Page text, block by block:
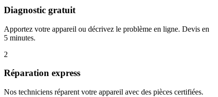
Diagnostic gratuit
Apportez votre appareil ou décrivez le problème en ligne. Devis en
5 minutes.
2
Réparation express
Nos techniciens réparent votre appareil avec des pièces certifiées.